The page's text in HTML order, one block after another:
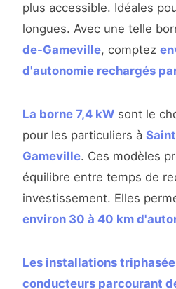
plus accessible. Idéales
longues. Avec une telle
de-Gameville, comptez
d'autonomie rechargés
La borne 7,4 kW sont le
pour les particuliers à
Gameville. Ces modèles
équilibre entre temps de
investissement. Elles
environ 30 à 40 km
Les installations
conducteurs parcourant